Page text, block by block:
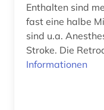
lehrbuch (2)
lehrfilm (1)
Enthalten sind
fast eine halbe
sind u.a.
Stroke. Die
Informationen